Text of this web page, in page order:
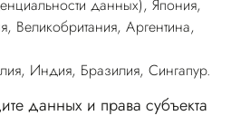
данных), Япония,
Великобритания, Аргентина,
Индия, Бразилия, Сингапур.
данных и права субъекта